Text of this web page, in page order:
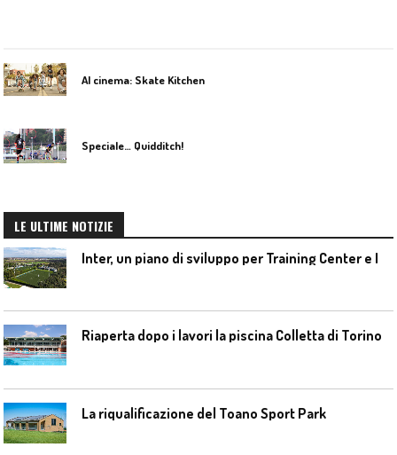
Al cinema: Skate Kitchen
Speciale… Quidditch!
LE ULTIME NOTIZIE
Riaperta dopo i lavori la piscina Colletta di Torino
La riqualificazione del Toano Sport Park